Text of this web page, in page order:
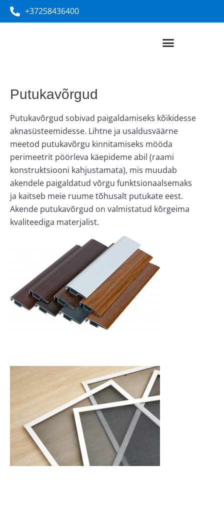
+37258436400
Putukavõrgud
Putukavõrgud sobivad paigaldamiseks kõikidesse
aknasüsteemidesse. Lihtne ja usaldusväärne
meetod putukavõrgu kinnitamiseks mööda
perimeetrit pöörleva käepideme abil (raami
konstruktsiooni kahjustamata), mis muudab
akendele paigaldatud võrgu funktsionaalsemaks
ja kaitseb meie ruume tõhusalt putukate eest.
Akende putukavõrgud on valmistatud kõrgeima
kvaliteediga materjalist.